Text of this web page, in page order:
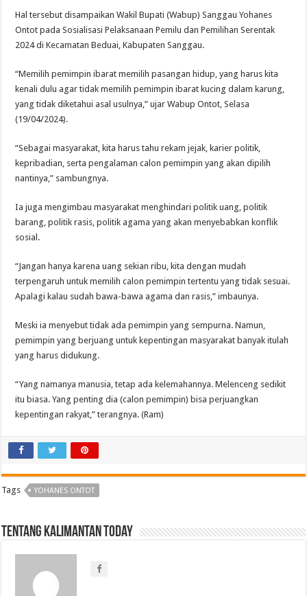
Hal tersebut disampaikan Wakil Bupati (Wabup) Sanggau Yohanes
Ontot pada Sosialisasi Pelaksanaan Pemilu dan Pemilihan Serentak
2024 di Kecamatan Beduai, Kabupaten Sanggau.
“Memilih pemimpin ibarat memilih pasangan hidup, yang harus kita
kenali dulu agar tidak memilih pemimpin ibarat kucing dalam karung,
yang tidak diketahui asal usulnya,” ujar Wabup Ontot, Selasa
(19/04/2024).
“Sebagai masyarakat, kita harus tahu rekam jejak, karier politik,
kepribadian, serta pengalaman calon pemimpin yang akan dipilih
nantinya,” sambungnya.
Ia juga mengimbau masyarakat menghindari politik uang, politik
barang, politik rasis, politik agama yang akan menyebabkan konflik
sosial.
“Jangan hanya karena uang sekian ribu, kita dengan mudah
terpengaruh untuk memilih calon pemimpin tertentu yang tidak sesuai.
Apalagi kalau sudah bawa-bawa agama dan rasis,” imbaunya.
Meski ia menyebut tidak ada pemimpin yang sempurna. Namun,
pemimpin yang berjuang untuk kepentingan masyarakat banyak itulah
yang harus didukung.
“Yang namanya manusia, tetap ada kelemahannya. Melenceng sedikit
itu biasa. Yang penting dia (calon pemimpin) bisa perjuangkan
kepentingan rakyat,” terangnya. (Ram)
Tags YOHANES ONTOT
Tentang Kalimantan Today